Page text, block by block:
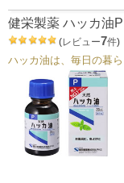
健栄製薬 ハッカ油
(レビュー7件)
ハッカ油は、毎日の暮